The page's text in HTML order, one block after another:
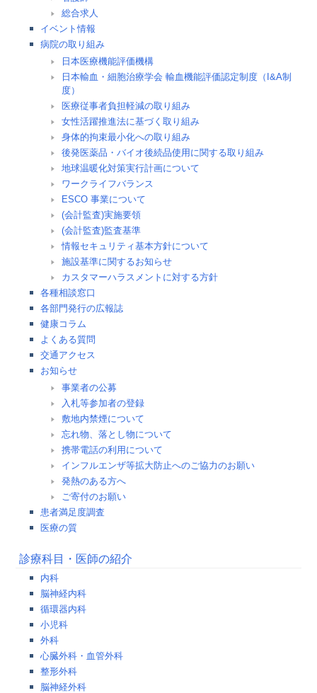
総合求人
イベント情報
病院の取り組み
日本医療機能評価機構
日本輸血・細胞治療学会 輸血機能評価認定制度（I&A制
度）
医療従事者負担軽減の取り組み
女性活躍推進法に基づく取り組み
身体的拘束最小化への取り組み
後発医薬品・バイオ後続品使用に関する取り組み
地球温暖化対策実行計画について
ワークライフバランス
ESCO 事業について
(会計監査)実施要領
(会計監査)監査基準
情報セキュリティ基本方針について
施設基準に関するお知らせ
カスタマーハラスメントに対する方針
各種相談窓口
各部門発行の広報誌
健康コラム
よくある質問
交通アクセス
お知らせ
事業者の公募
入札等参加者の登録
敷地内禁煙について
忘れ物、落とし物について
携帯電話の利用について
インフルエンザ等拡大防止へのご協力のお願い
発熱のある方へ
ご寄付のお願い
患者満足度調査
医療の質
診療科目・医師の紹介
内科
脳神経内科
循環器内科
小児科
外科
心臓外科・血管外科
整形外科
脳神経外科